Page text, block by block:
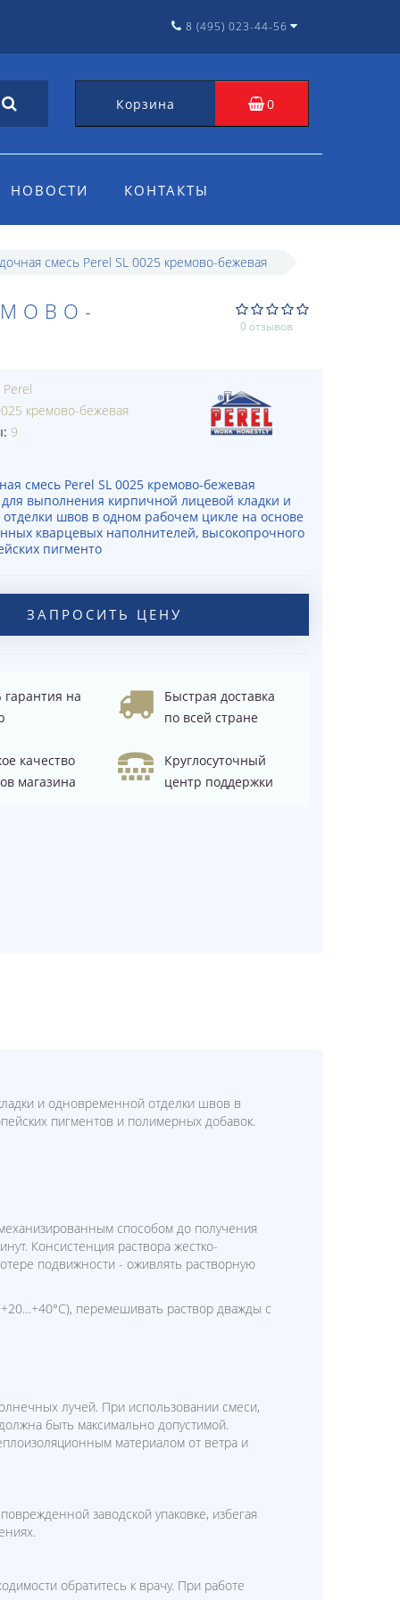
8 (495) 023-44-56
Корзина 0
НОВОСТИ КОНТАКТЫ
смесь Perel SL 0025 кремово-бежевая
0 отзывов
Perel
кремово-бежевая
9
смесь Perel SL 0025 кремово-бежевая
выполнения кирпичной лицевой кладки и
швов в одном рабочем цикле на основе
кварцевых наполнителей, высокопрочного
пигменто
ЗАПРОСИТЬ ЦЕНУ
гарантия на
Быстрая доставка
по всей стране
качество
магазина
Круглосуточный
центр поддержки
и одновременной отделки швов в
пигментов и полимерных добавок.
способом до получения
Консистенция раствора жестко-
подвижности - оживлять растворную
перемешивать раствор дважды с
лучей. При использовании смеси,
быть максимально допустимой.
материалом от ветра и
заводской упаковке, избегая
обратитесь к врачу. При работе